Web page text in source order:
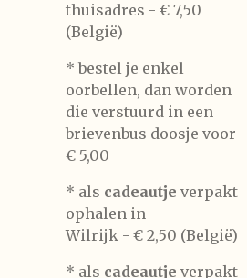
thuisadres - € 7,50
(België)
* bestel je enkel
oorbellen, dan worden
die verstuurd in een
brievenbus doosje voor
€ 5,00
* als cadeautje verpakt
ophalen in
Wilrijk - € 2,50 (België)
* als cadeautje verpakt